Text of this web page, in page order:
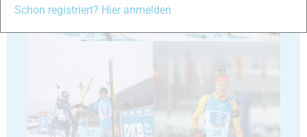
25 26
27 28
Schon registriert? Hier anmelden